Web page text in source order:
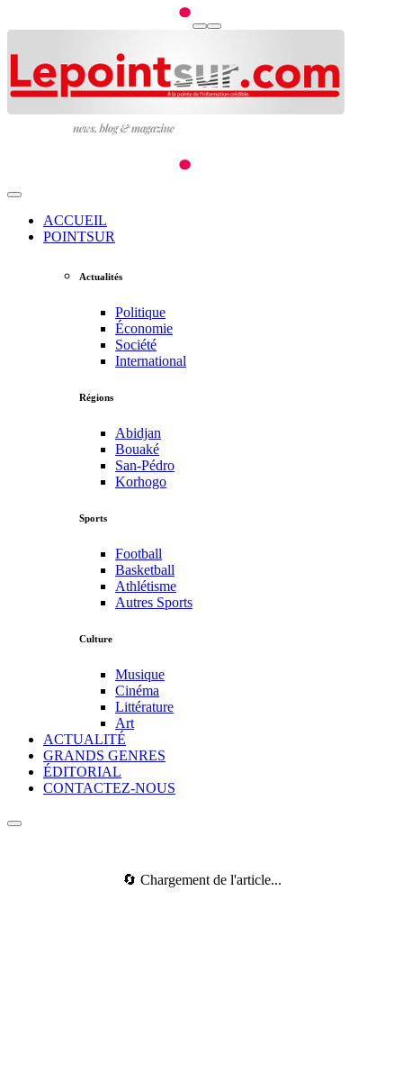
ACCUEIL
POINTSUR
Actualités
Politique
Économie
Société
International
Régions
Abidjan
Bouaké
San-Pédro
Korhogo
Sports
Football
Basketball
Athlétisme
Autres Sports
Culture
Musique
Cinéma
Littérature
Art
ACTUALITÉ
GRANDS GENRES
ÉDITORIAL
CONTACTEZ-NOUS
🔄 Chargement de l'article...